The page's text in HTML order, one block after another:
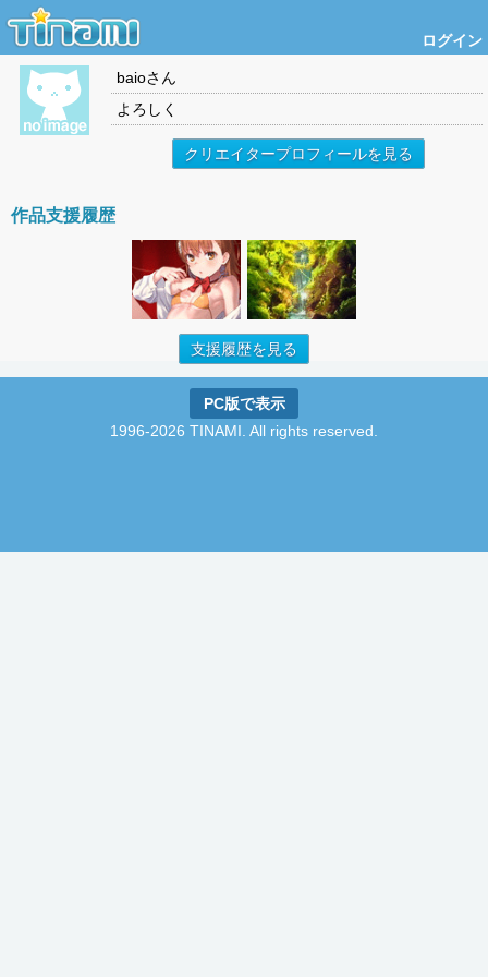
ログイン
baioさん
よろしく
クリエイタープロフィールを見る
作品支援履歴
支援履歴を見る
PC版で表示
1996-2026 TINAMI. All rights reserved.